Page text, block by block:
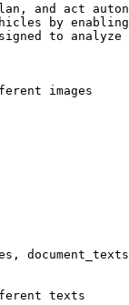
and act
by
to
images
texts